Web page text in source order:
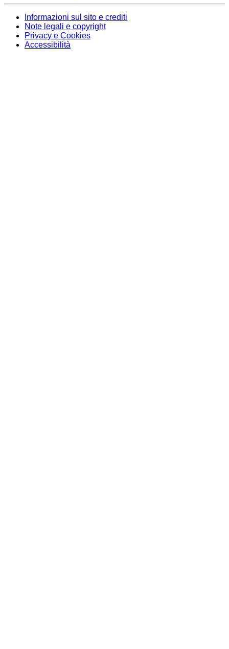
Informazioni sul sito e crediti
Note legali e copyright
Privacy e Cookies
Accessibilità